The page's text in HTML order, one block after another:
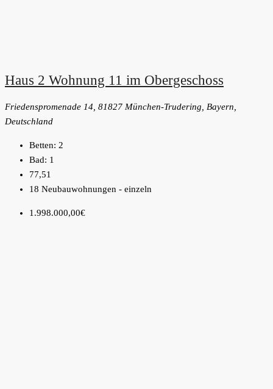
Haus 2 Wohnung 11 im Obergeschoss
Friedenspromenade 14, 81827 München-Trudering, Bayern,
Deutschland
Betten: 2
Bad: 1
77,51
18 Neubauwohnungen - einzeln
1.998.000,00€